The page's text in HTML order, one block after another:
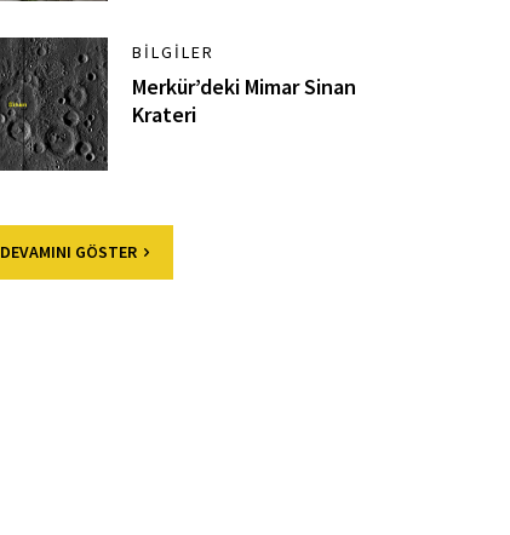
BILGILER
Merkür’deki Mimar Sinan
Krateri
DEVAMINI GÖSTER